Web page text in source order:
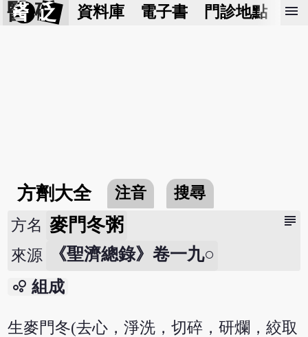
醫 砭 資料庫 電子書 門診地點 預
menu
方劑大全 注音 搜尋
subject
方名 麥門冬粥
來源 《聖濟總錄》卷一九○
bubble_chart 組成
生麥門冬(去心，淨洗，切碎，研爛，絞取